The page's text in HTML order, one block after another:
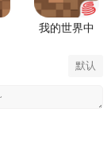
我的世界中
默认